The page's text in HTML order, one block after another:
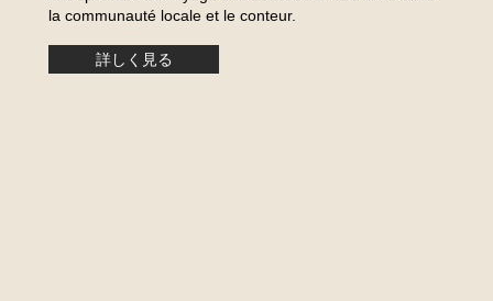
la communauté locale et le conteur.
詳しく見る